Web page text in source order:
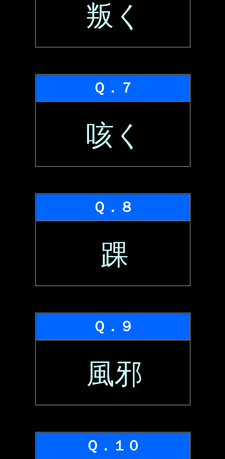
叛く
Ｑ．７
咳く
Ｑ．８
踝
Ｑ．９
風邪
Ｑ．１０